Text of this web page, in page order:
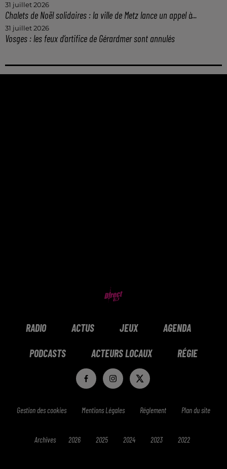
31 juillet 2026
Chalets de Noël solidaires : la ville de Metz lance un appel à...
31 juillet 2026
Vosges : les feux d’artifice de Gérardmer sont annulés
RADIO ACTUS JEUX AGENDA
PODCASTS ACTEURS LOCAUX RÉGIE
Gestion des cookies Mentions Légales Réglement Plan du site
Archives 2026 2025 2024 2023 2022